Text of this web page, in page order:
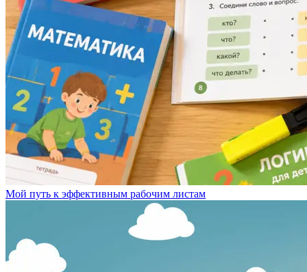
Мой путь к эффективным рабочим листам